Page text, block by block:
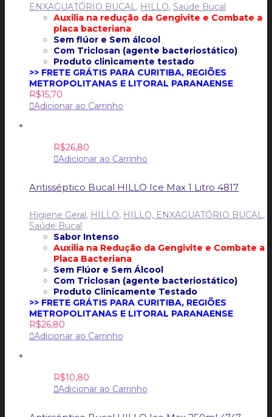
ENXAGUATÓRIO BUCAL, HILLO, Saúde Bucal
Auxilia na redução da Gengivite e Combate a
placa bacteriana
Sem flúor e Sem álcool
Com Triclosan (agente bacteriostático)
Produto clinicamente testado
>> FRETE GRÁTIS PARA CURITIBA, REGIÕES
METROPOLITANAS E LITORAL PARANAENSE
R$15,70
Adicionar ao Carrinho
R$26,80
Adicionar ao Carrinho
Antisséptico Bucal HILLO Ice Max 1 Litro 4817
Higiene Geral, HILLO, HILLO, ENXAGUATÓRIO BUCAL,
Saúde Bucal
Sabor Intenso
Auxilia na Redução da Gengivite e Combate a
Placa Bacteriana
Sem Flúor e Sem Álcool
Com Triclosan (agente bacteriostático)
Produto Clinicamente Testado
>> FRETE GRÁTIS PARA CURITIBA, REGIÕES
METROPOLITANAS E LITORAL PARANAENSE
R$26,80
Adicionar ao Carrinho
R$10,80
Adicionar ao Carrinho